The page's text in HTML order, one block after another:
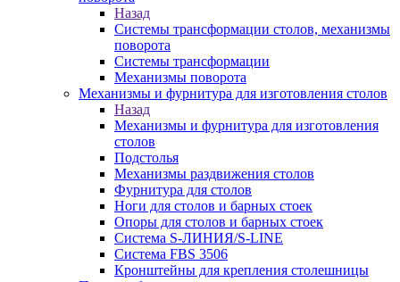
Назад
Системы трансформации столов, механизмы
поворота
Системы трансформации
Механизмы поворота
Механизмы и фурнитура для изготовления столов
Назад
Механизмы и фурнитура для изготовления
столов
Подстолья
Механизмы раздвижения столов
Фурнитура для столов
Ноги для столов и барных стоек
Опоры для столов и барных стоек
Система S-ЛИНИЯ/S-LINE
Система FBS 3506
Кронштейны для крепления столешницы